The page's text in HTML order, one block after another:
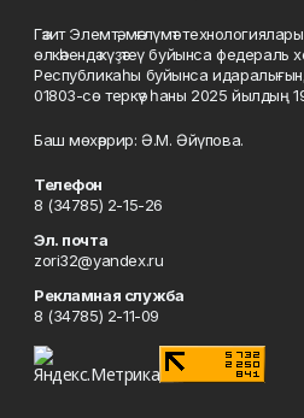
Гәзит Элемтә, мәғлүмәт
өлкәһендә күҙәтеү буйынса федераль
Республикаһы буйынса
01803-сө теркәү һаны 2025 йылдың
Баш мөхәррир: Ә.М. Әйүпова.
Телефон
8 (34785) 2-15-26
Эл. почта
zori32@yandex.ru
Рекламная служба
8 (34785) 2-11-09